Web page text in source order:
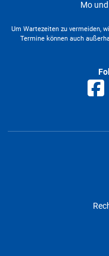
Mo
Um Wartezeiten zu vermeiden,
Termine können auch